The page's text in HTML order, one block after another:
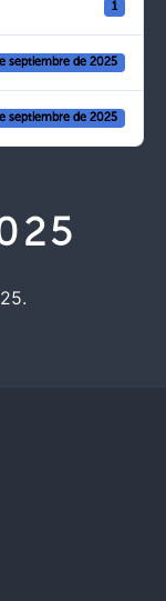
1
septiembre de 2025
septiembre de 2025